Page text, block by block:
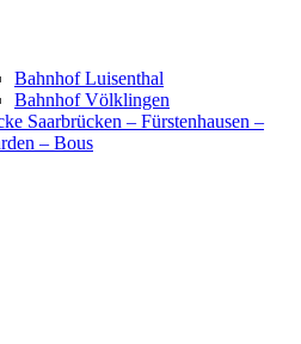
Bahnhof Luisenthal
Bahnhof Völklingen
Saarbrücken – Fürstenhausen –
– Bous